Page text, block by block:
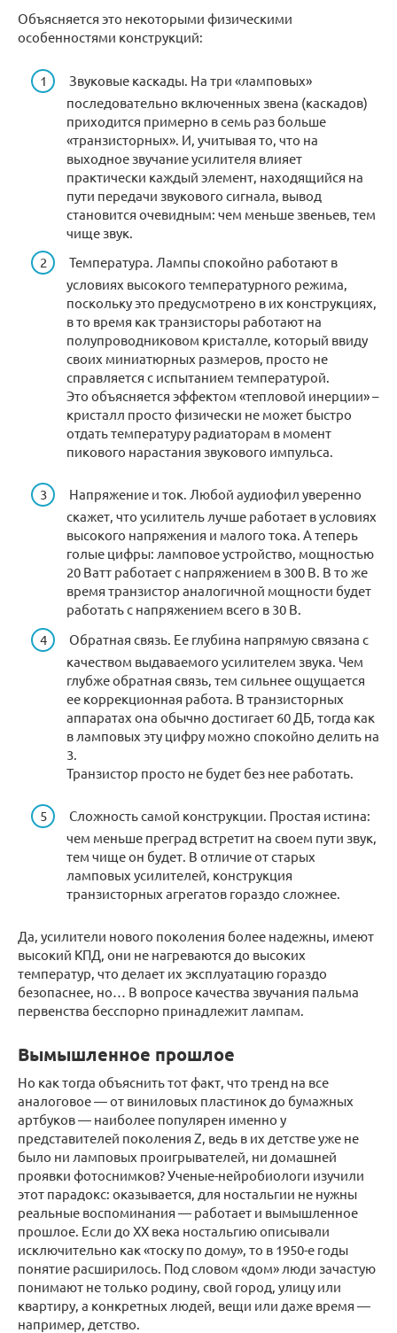
Объясняется это некоторыми физическими
особенностями конструкций:
Звуковые каскады. На три «ламповых»
последовательно включенных звена (каскадов)
приходится примерно в семь раз больше
«транзисторных». И, учитывая то, что на
выходное звучание усилителя влияет
практически каждый элемент, находящийся на
пути передачи звукового сигнала, вывод
становится очевидным: чем меньше звеньев, тем
чище звук.
Температура. Лампы спокойно работают в
условиях высокого температурного режима,
поскольку это предусмотрено в их конструкциях,
в то время как транзисторы работают на
полупроводниковом кристалле, который ввиду
своих миниатюрных размеров, просто не
справляется с испытанием температурой.
Это объясняется эффектом «тепловой инерции» –
кристалл просто физически не может быстро
отдать температуру радиаторам в момент
пикового нарастания звукового импульса.
Напряжение и ток. Любой аудиофил уверенно
скажет, что усилитель лучше работает в условиях
высокого напряжения и малого тока. А теперь
голые цифры: ламповое устройство, мощностью
20 Ватт работает с напряжением в 300 В. В то же
время транзистор аналогичной мощности будет
работать с напряжением всего в 30 В.
Обратная связь. Ее глубина напрямую связана с
качеством выдаваемого усилителем звука. Чем
глубже обратная связь, тем сильнее ощущается
ее коррекционная работа. В транзисторных
аппаратах она обычно достигает 60 ДБ, тогда как
в ламповых эту цифру можно спокойно делить на
3.
Транзистор просто не будет без нее работать.
Сложность самой конструкции. Простая истина:
чем меньше преград встретит на своем пути звук,
тем чище он будет. В отличие от старых
ламповых усилителей, конструкция
транзисторных агрегатов гораздо сложнее.
Да, усилители нового поколения более надежны, имеют
высокий КПД, они не нагреваются до высоких
температур, что делает их эксплуатацию гораздо
безопаснее, но… В вопросе качества звучания пальма
первенства бесспорно принадлежит лампам.
Вымышленное прошлое
Но как тогда объяснить тот факт, что тренд на все
аналоговое — от виниловых пластинок до бумажных
артбуков — наиболее популярен именно у
представителей поколения Z, ведь в их детстве уже не
было ни ламповых проигрывателей, ни домашней
проявки фотоснимков? Ученые-нейробиологи изучили
этот парадокс: оказывается, для ностальгии не нужны
реальные воспоминания — работает и вымышленное
прошлое. Если до XX века ностальгию описывали
исключительно как «тоску по дому», то в 1950-е годы
понятие расширилось. Под словом «дом» люди зачастую
понимают не только родину, свой город, улицу или
квартиру, а конкретных людей, вещи или даже время —
например, детство.